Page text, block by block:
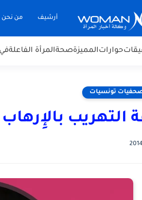
أرشيف من نحن
حواراتالمميزةصحةالمرأة الفاعلة
تونسيات
التهريب